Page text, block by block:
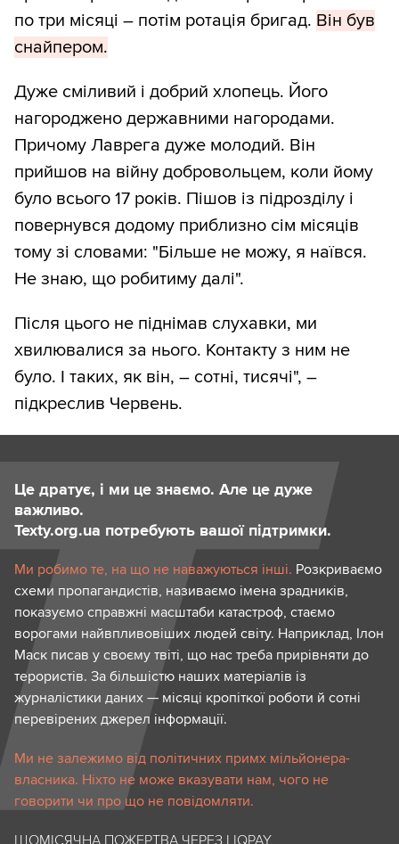
по три місяці – потім ротація бригад. Він був
снайпером.
Дуже сміливий і добрий хлопець. Його
нагороджено державними нагородами.
Причому Лаврега дуже молодий. Він
прийшов на війну добровольцем, коли йому
було всього 17 років. Пішов із підрозділу і
повернувся додому приблизно сім місяців
тому зі словами: "Більше не можу, я наївся.
Не знаю, що робитиму далі".
Після цього не піднімав слухавки, ми
хвилювалися за нього. Контакту з ним не
було. І таких, як він, – сотні, тисячі", –
підкреслив Червень.
Це дратує, і ми це знаємо. Але це дуже
важливо.
Texty.org.ua потребують вашої підтримки.
Ми робимо те, на що не наважуються інші. Розкриваємо
схеми пропагандистів, називаємо імена зрадників,
показуємо справжні масштаби катастроф, стаємо
ворогами найвпливовіших людей світу. Наприклад, Ілон
Маск писав у своєму твіті, що нас треба прирівняти до
терористів. За більшістю наших матеріалів із
журналістики даних — місяці кропіткої роботи й сотні
перевірених джерел інформації.
Ми не залежимо від політичних примх мільйонера-
власника. Ніхто не може вказувати нам, чого не
говорити чи про що не повідомляти.